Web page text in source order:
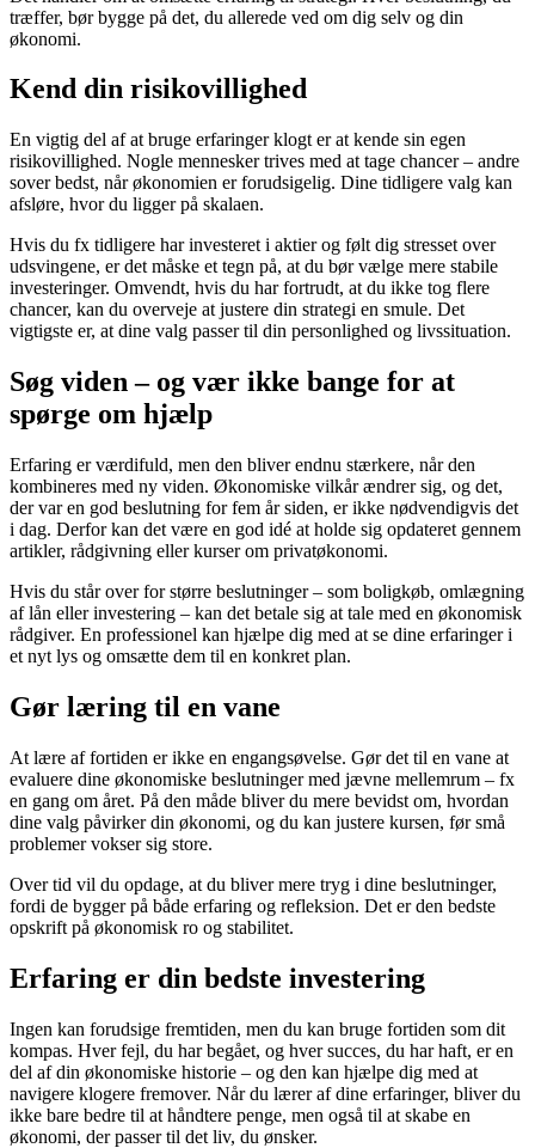
træffer, bør bygge på det, du allerede ved om dig selv og din
økonomi.
Kend din risikovillighed
En vigtig del af at bruge erfaringer klogt er at kende sin egen
risikovillighed. Nogle mennesker trives med at tage chancer – andre
sover bedst, når økonomien er forudsigelig. Dine tidligere valg kan
afsløre, hvor du ligger på skalaen.
Hvis du fx tidligere har investeret i aktier og følt dig stresset over
udsvingene, er det måske et tegn på, at du bør vælge mere stabile
investeringer. Omvendt, hvis du har fortrudt, at du ikke tog flere
chancer, kan du overveje at justere din strategi en smule. Det
vigtigste er, at dine valg passer til din personlighed og livssituation.
Søg viden – og vær ikke bange for at
spørge om hjælp
Erfaring er værdifuld, men den bliver endnu stærkere, når den
kombineres med ny viden. Økonomiske vilkår ændrer sig, og det,
der var en god beslutning for fem år siden, er ikke nødvendigvis det
i dag. Derfor kan det være en god idé at holde sig opdateret gennem
artikler, rådgivning eller kurser om privatøkonomi.
Hvis du står over for større beslutninger – som boligkøb, omlægning
af lån eller investering – kan det betale sig at tale med en økonomisk
rådgiver. En professionel kan hjælpe dig med at se dine erfaringer i
et nyt lys og omsætte dem til en konkret plan.
Gør læring til en vane
At lære af fortiden er ikke en engangsøvelse. Gør det til en vane at
evaluere dine økonomiske beslutninger med jævne mellemrum – fx
en gang om året. På den måde bliver du mere bevidst om, hvordan
dine valg påvirker din økonomi, og du kan justere kursen, før små
problemer vokser sig store.
Over tid vil du opdage, at du bliver mere tryg i dine beslutninger,
fordi de bygger på både erfaring og refleksion. Det er den bedste
opskrift på økonomisk ro og stabilitet.
Erfaring er din bedste investering
Ingen kan forudsige fremtiden, men du kan bruge fortiden som dit
kompas. Hver fejl, du har begået, og hver succes, du har haft, er en
del af din økonomiske historie – og den kan hjælpe dig med at
navigere klogere fremover. Når du lærer af dine erfaringer, bliver du
ikke bare bedre til at håndtere penge, men også til at skabe en
økonomi, der passer til det liv, du ønsker.